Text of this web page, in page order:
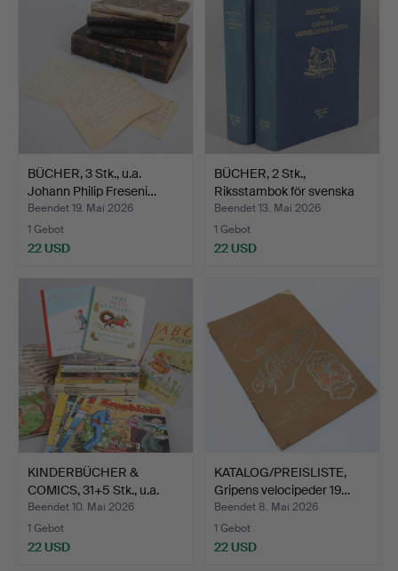
BÜCHER, 3 Stk., u.a.
Johann Philip Freseni…
Beendet 19. Mai 2026
1 Gebot
22 USD
BÜCHER, 2 Stk.,
Riksstambok för svenska
va…
Beendet 13. Mai 2026
1 Gebot
22 USD
KINDERBÜCHER &
COMICS, 31+5 Stk., u.a.
Kul…
Beendet 10. Mai 2026
1 Gebot
22 USD
KATALOG/PREISLISTE,
Gripens velocipeder 19…
Beendet 8. Mai 2026
1 Gebot
22 USD